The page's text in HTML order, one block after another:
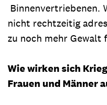
Binnenvertriebenen.
nicht rechtzeitig
zu noch mehr Gewalt
Wie wirken sich
Frauen und Männer